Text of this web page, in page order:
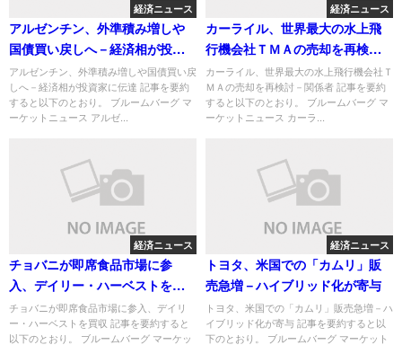
経済ニュース
アルゼンチン、外準積み増しや
国債買い戻しへ－経済相が投資
家に伝達
アルゼンチン、外準積み増しや国債買い戻
しへ－経済相が投資家に伝達 記事を要約
すると以下のとおり。 ブルームバーグ マ
ーケットニュース アルゼ...
経済ニュース
カーライル、世界最大の水上飛
行機会社ＴＭＡの売却を再検討
－関係者
カーライル、世界最大の水上飛行機会社Ｔ
ＭＡの売却を再検討－関係者 記事を要約
すると以下のとおり。 ブルームバーグ マ
ーケットニュース カーラ...
経済ニュース
チョバニが即席食品市場に参
入、デイリー・ハーベストを買
収
チョバニが即席食品市場に参入、デイリ
ー・ハーベストを買収 記事を要約すると
以下のとおり。 ブルームバーグ マーケッ
経済ニュース
トヨタ、米国での「カムリ」販
売急増－ハイブリッド化が寄与
トヨタ、米国での「カムリ」販売急増－ハ
イブリッド化が寄与 記事を要約すると以
下のとおり。 ブルームバーグ マーケット